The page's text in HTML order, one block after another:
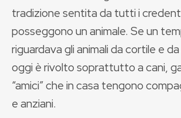
tradizione sentita da tutti i
posseggono un animale. Se un
riguardava gli animali da cortile e
oggi è rivolto soprattutto a cani,
“amici” che in casa tengono
e anziani.